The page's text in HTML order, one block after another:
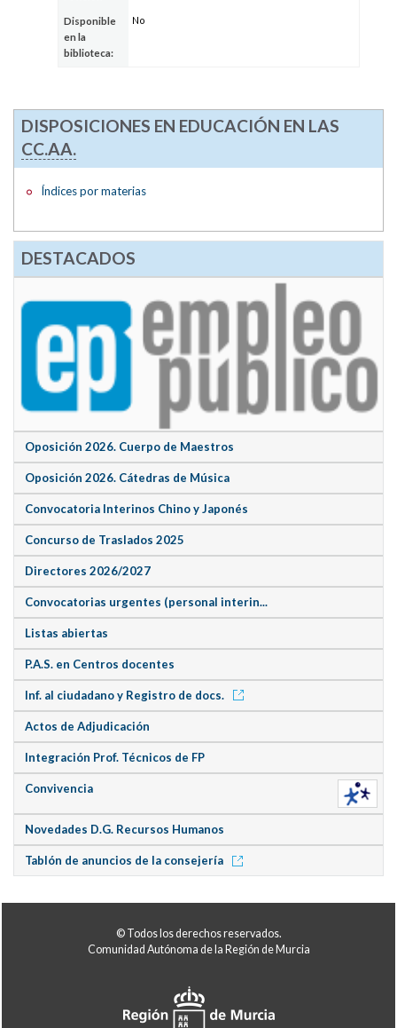
Disponible
en la
biblioteca:
No
DISPOSICIONES EN EDUCACIÓN EN LAS
CC.AA.
Índices por materias
DESTACADOS
Oposición 2026. Cuerpo de Maestros
Oposición 2026. Cátedras de Música
Convocatoria Interinos Chino y Japonés
Concurso de Traslados 2025
Directores 2026/2027
Convocatorias urgentes (personal interin...
Listas abiertas
P.A.S. en Centros docentes
Inf. al ciudadano y Registro de docs.
Actos de Adjudicación
Integración Prof. Técnicos de FP
Convivencia
Novedades D.G. Recursos Humanos
Tablón de anuncios de la consejería
© Todos los derechos reservados.
Comunidad Autónoma de la Región de Murcia